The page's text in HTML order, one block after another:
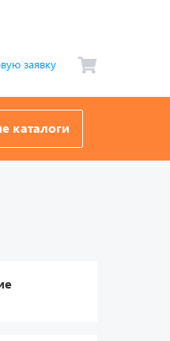
заявку
каталоги